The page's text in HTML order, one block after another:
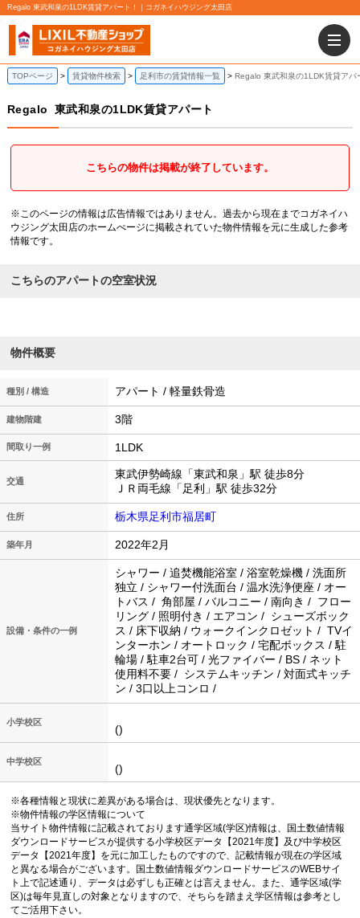
Regalo 東武和泉の1LDK賃貸アパート！｜コガネイハウジング太田店
TOPページ 賃貸物件検索 足利市の賃貸情報一覧 Regalo 東武和泉の1LDK賃貸アパ
Regalo 東武和泉の1LDK賃貸アパート
こちらの物件は掲載が終了しています。
※このページの情報は広告情報ではありません。過去から現在までコガネイハ
ウジング太田店のホームぺージに掲載されていた物件情報を元に生成した参考
情報です。
こちらのアパートの空室状況
物件概要
種別 / 構造 アパート / 軽量鉄骨造
建物階建 3階
間取り一例 1LDK
交通
東武伊勢崎線「東武和泉」駅 徒歩8分
ＪＲ両毛線「足利」駅 徒歩32分
住所 栃木県足利市福居町
築年月 2022年2月
設備・条件の一例
シャワー / 追焚機能浴室 / 浴室乾燥機 / 洗面所
独立 / シャワー付洗面台 / 温水洗浄便座 / オー
トバス / 角部屋 / バルコニー / 南向き / フロー
リング / 照明付き / エアコン / シューズボック
ス / 床下収納 / ウォークインクロゼット / TVイ
ンターホン / オートロック / 宅配ボックス / 駐
輪場 / 駐車2台可 / 光ファイバー / BS / ネット
使用料不要 / システムキッチン / 対面式キッチ
ン / 3口以上コンロ /
小学校区
()
中学校区
()
※各種情報と現状に差異がある場合は、現状優先となります。
※物件情報の学区情報について
当サイト物件情報に記載されております通学区域(学区)情報は、国土数値情報
ダウンロードサービスが提供する小学校区データ【2021年度】及び中学校区
データ【2021年度】を元に加工したものですので、記載情報が現在の学区域
と異なる場合がございます。国土数値情報ダウンロードサービスのWEBサイ
ト上で記述通り、データは必ずしも正確とは言えません。また、通学区域(学
区)は毎年見直しの対象となりますので、そちらを踏まえ学区情報は参考とし
てご活用下さい。